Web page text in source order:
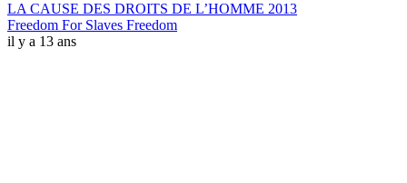
LA CAUSE DES DROITS DE L’HOMME 2013
Freedom For Slaves Freedom
il y a 13 ans